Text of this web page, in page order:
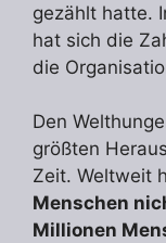
gezählt hatte.
hat sich die
die
Den
größten
Zeit. Weltweit
Menschen
Millionen